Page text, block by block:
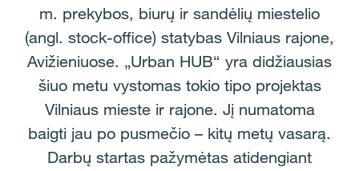
m. prekybos, biurų ir sandėlių miestelio
(angl. stock-office) statybas Vilniaus rajone,
Avižieniuose. „Urban HUB“ yra didžiausias
šiuo metu vystomas tokio tipo projektas
Vilniaus mieste ir rajone. Jį numatoma
baigti jau po pusmečio – kitų metų vasarą.
Darbų startas pažymėtas atidengiant